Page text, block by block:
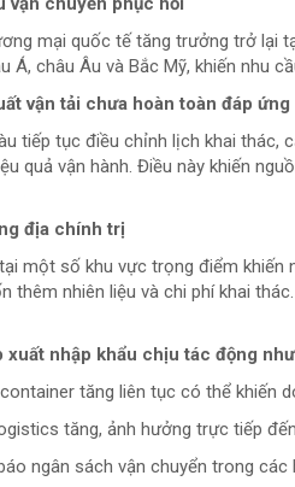
mại quốc tế tăng trưởng trở lại
Á, châu Âu và Bắc Mỹ, khiến nhu
vận tải chưa hoàn toàn đáp ứng
tiếp tục điều chỉnh lịch khai thác,
quả vận hành. Điều này khiến
địa chính trị
một số khu vực trọng điểm khiến
thêm nhiên liệu và chi phí khai
xuất nhập khẩu chịu tác động
tăng liên tục có thể khiến
tăng, ảnh hưởng trực tiếp
ngân sách vận chuyển trong các